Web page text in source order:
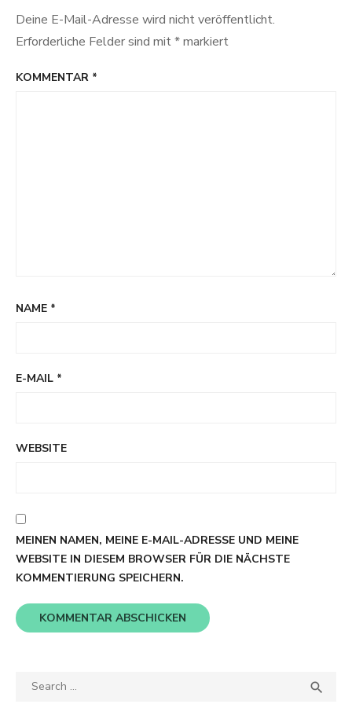
Deine E-Mail-Adresse wird nicht veröffentlicht.
Erforderliche Felder sind mit*markiert
KOMMENTAR *
NAME *
E-MAIL *
WEBSITE
MEINEN NAMEN, MEINE E-MAIL-ADRESSE UND MEINE
WEBSITE IN DIESEM BROWSER FÜR DIE NÄCHSTE
KOMMENTIERUNG SPEICHERN.
Search
